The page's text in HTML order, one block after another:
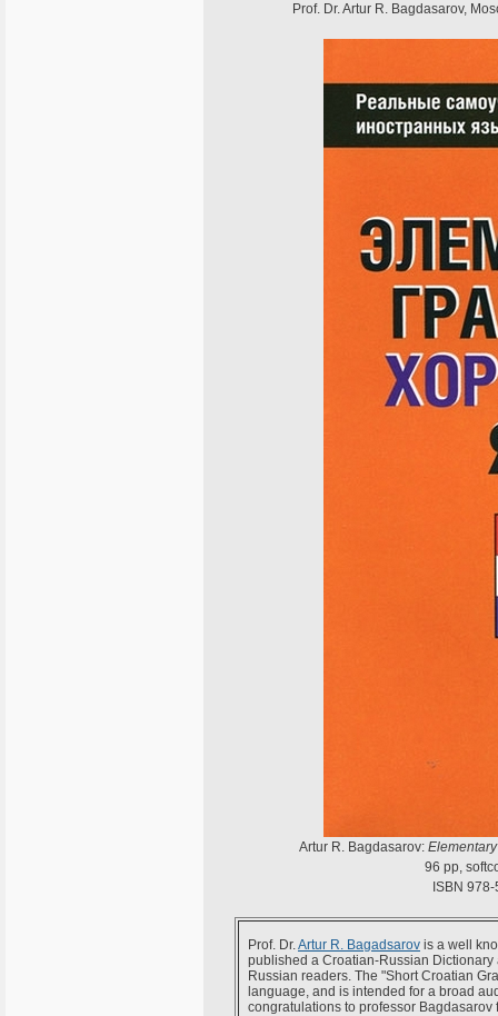
Prof. Dr. Artur R. Bagdasarov,
Artur R. Bagdasarov:
96 pp,
ISBN
Prof. Dr.Artur R. Bagadsarov is a well
published a Croatian-Russian
Russian readers. The "Short Croatian
language, and is intended for a broad
congratulations to professor Bagdasarov